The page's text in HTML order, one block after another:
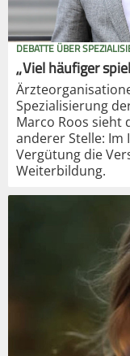
DEBATTE ÜBER
„Viel häufiger
Spezialisierung
Marco Roos sieht
anderer Stelle:
Vergütung die
Weiterbildung.